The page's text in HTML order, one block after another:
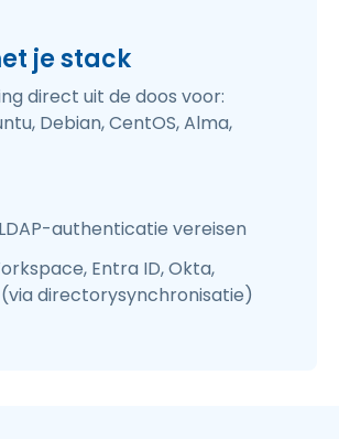
je stack
direct uit de doos voor:
Debian, CentOS, Alma,
authenticatie vereisen
Entra ID, Okta,
(via directorysynchronisatie)